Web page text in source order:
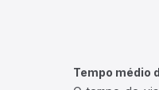
Tempo médio